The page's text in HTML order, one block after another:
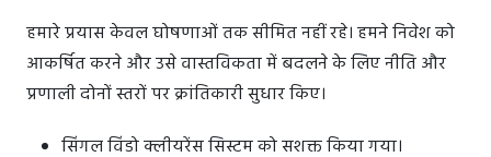
हमारे प्रयास केवल घोषणाओं तक सीमित नहीं रहे। हमने निवेश को
आकर्षित करने और उसे वास्तविकता में बदलने के लिए नीति और
प्रणाली दोनों स्तरों पर क्रांतिकारी सुधार किए।
सिंगल विंडो क्लीयरेंस सिस्टम को सशक्त किया गया।